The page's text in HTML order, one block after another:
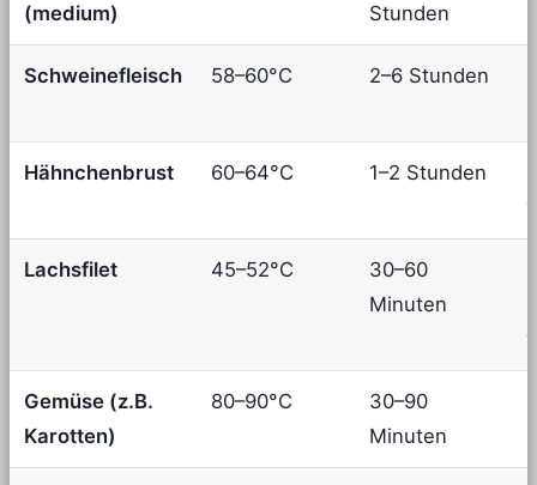
(medium)
Stunden
Schweinefleisch 58–60°C 2–6 Stunden
Hähnchenbrust 60–64°C 1–2 Stunden
Lachsfilet 45–52°C
30–60
Minuten
Gemüse (z.B.
Karotten)
80–90°C
30–90
Minuten